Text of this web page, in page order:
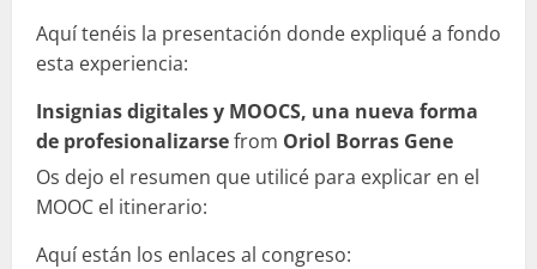
Aquí tenéis la presentación donde expliqué a fondo
esta experiencia:
Insignias digitales y MOOCS, una nueva forma
de profesionalizarsefrom Oriol Borras Gene
Os dejo el resumen que utilicé para explicar en el
MOOC el itinerario:
Aquí están los enlaces al congreso: